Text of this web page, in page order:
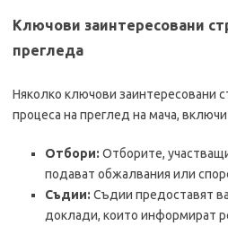
Ключови заинтересовани
прегледа
Няколко ключови заинтересовани
процеса на преглед на мача,
Отбори: Отборите,
подават обжалвания или
Съдии: Съдии предоставят
доклади, които информират